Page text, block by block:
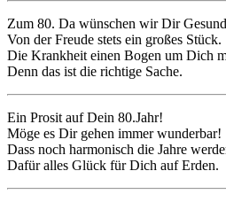
Zum 80. Da wünschen wir Dir
Von der Freude stets ein großes Stück.
Die Krankheit einen Bogen um Dich
Denn das ist die richtige Sache.
Ein Prosit auf Dein 80.Jahr!
Möge es Dir gehen immer wunderbar!
Dass noch harmonisch die Jahre
Dafür alles Glück für Dich auf Erden.